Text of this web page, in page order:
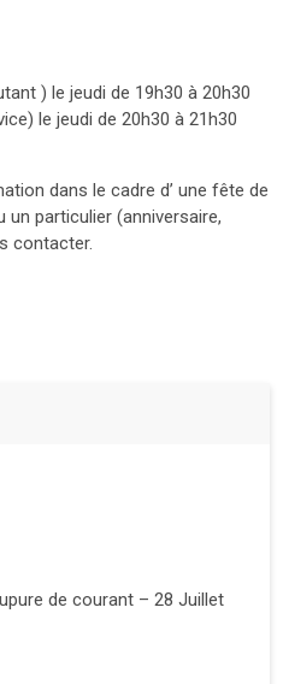
) le jeudi de 19h30 à 20h30
le jeudi de 20h30 à 21h30
dans le cadre d’ une fête de
particulier (anniversaire,
contacter.
de courant – 28 Juillet